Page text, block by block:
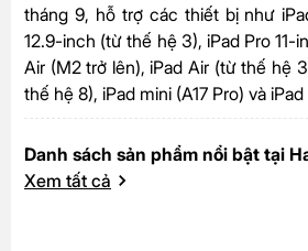
tháng 9, hỗ trợ các thiết bị như
12.9-inch (từ thế hệ 3), iPad Pro 11-
Air (M2 trở lên), iPad Air (từ thế hệ
thế hệ 8), iPad mini (A17 Pro) và
Danh sách sản phẩm nổi bật tại
Xem tất cả